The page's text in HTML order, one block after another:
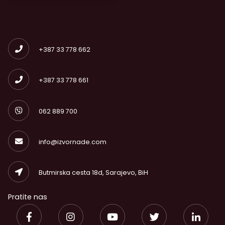
+387 33 778 662
+387 33 778 661
062 889 700
info@izvornade.com
Butmirska cesta 18d, Sarajevo, BiH
Pratite nas